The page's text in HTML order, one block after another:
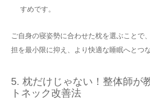
すめです。
ご自身の寝姿勢に合わせた枕を選ぶことで
担を最小限に抑え、より快適な睡眠へとつ
5. 枕だけじゃない！整体師が
トネック改善法